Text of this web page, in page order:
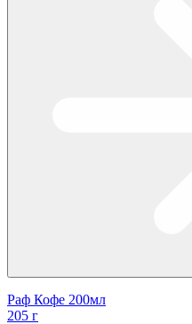
Раф Кофе 200мл
205 г